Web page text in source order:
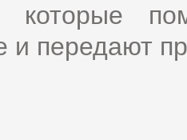
которые
и передают